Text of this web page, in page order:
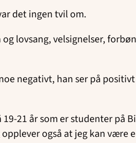
det ingen tvil om.
lovsang, velsignelser,
negativt, han ser på
21 år som er studenter på
også at jeg kan